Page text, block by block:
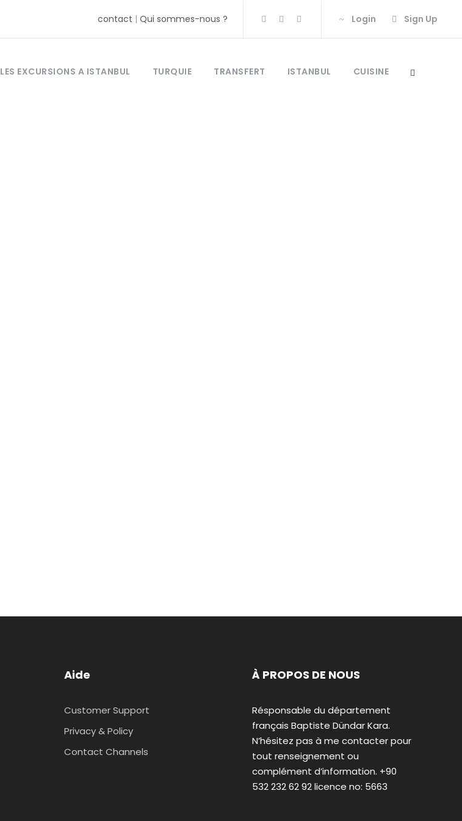
contact | Qui sommes-nous ? Login Sign Up
LES EXCURSIONS A ISTANBUL TURQUIE TRANSFERT ISTANBUL CUISINE
Aide
Customer Support
Privacy & Policy
Contact Channels
À PROPOS DE NOUS
Résponsable du département
français Baptiste Dündar Kara.
N’hésitez pas à me contacter pour
tout renseignement ou
complément d’information. +90
532 232 62 92 licence no: 5663